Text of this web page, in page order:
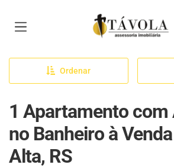
Página inicial
Ordenar
1 Apartamento
no Banheiro à
Alta, RS